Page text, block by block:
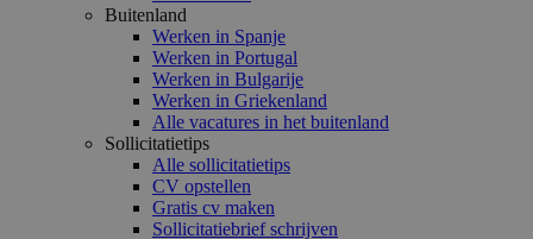
Buitenland
Werken in Spanje
Werken in Portugal
Werken in Bulgarije
Werken in Griekenland
Alle vacatures in het buitenland
Sollicitatietips
Alle sollicitatietips
CV opstellen
Gratis cv maken
Sollicitatiebrief schrijven